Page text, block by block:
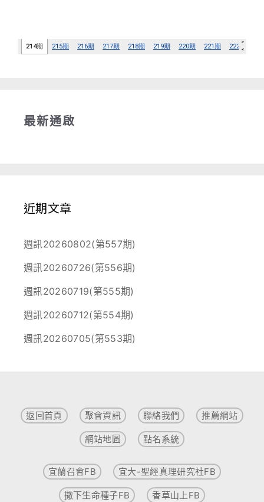
最新通啟
近期文章
週訊20260802(第557期)
週訊20260726(第556期)
週訊20260719(第555期)
週訊20260712(第554期)
週訊20260705(第553期)
返回首頁 聚會資訊 聯絡我們 推薦網站
網站地圖 點名系統
宜蘭召會FB 宜大-聖經真理研究社FB
撒下生命種子FB 香草山上FB